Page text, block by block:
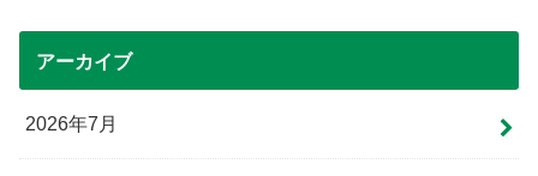
アーカイブ
2026年7月